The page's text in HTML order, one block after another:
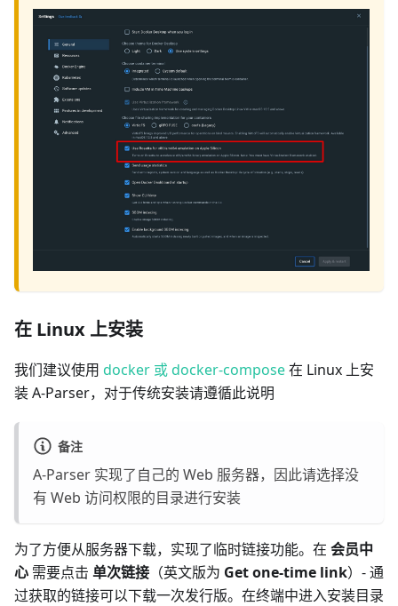
在 Linux 上安装
我们建议使用 docker 或 docker-compose在 Linux 上安
装 A-Parser，对于传统安装请遵循此说明
备注
A-Parser 实现了自己的 Web 服务器，因此请选择没
有 Web 访问权限的目录进行安装
为了方便从服务器下载，实现了临时链接功能。在 会员中
心 需要点击 单次链接 （英文版为 Get one-time link）- 通
过获取的链接可以下载一次发行版。在终端中进入安装目录